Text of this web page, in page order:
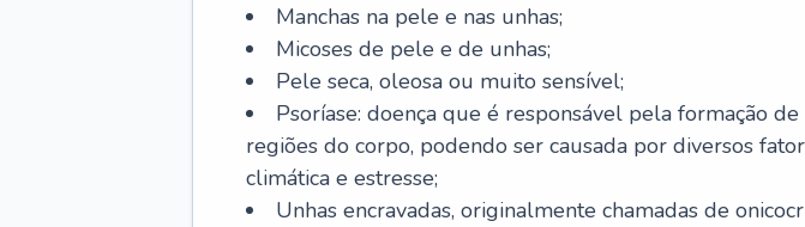
Manchas na pele e nas unhas;
Micoses de pele e de unhas;
Pele seca, oleosa ou muito sensível;
Psoríase: doença que é responsável pela formação de
regiões do corpo, podendo ser causada por diversos
climática e estresse;
Unhas encravadas, originalmente chamadas de